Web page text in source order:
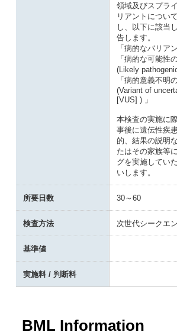
領域及びスプラ
リアントについ
し、以下に該当
告します。
「病的なバリア
「病的な可能性
(Likely
「病的意義不明
(Variant of
[VUS] ) 」
本検査の実施に
事後に遺伝性疾
的、結果の説明
たはその家族等
グを実施してい
いします。
所要日数 30～60
検査方法 次世代シークエ
基準値
実施料 / 判断料
BML Information